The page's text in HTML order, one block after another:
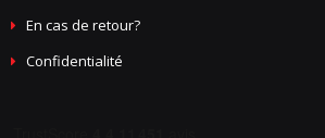
En cas de retour?
Confidentialité